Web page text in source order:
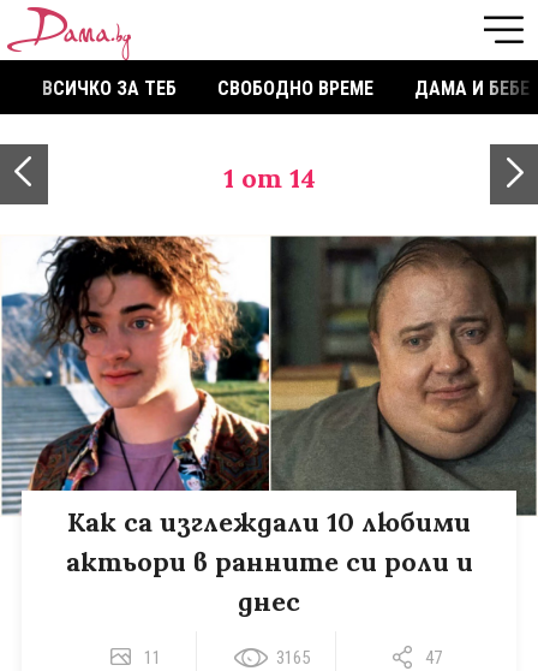
ВСИЧКО ЗА ТЕБ СВОБОДНО ВРЕМЕ ДАМА И БЕБЕ
1 от 14
Как са изглеждали 10 любими
актьори в ранните си роли и
днес
11 3165 47